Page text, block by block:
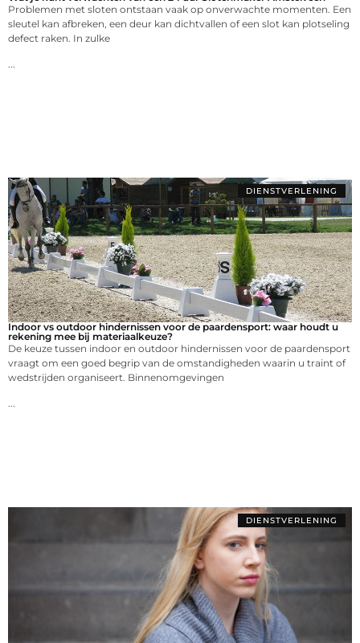
Problemen met sloten ontstaan vaak op onverwachte momenten. Een
sleutel kan afbreken, een deur kan dichtvallen of een slot kan plotseling
defect raken. In zulke
...
DIENSTVERLENING
Indoor vs outdoor hindernissen voor de paardensport: waar houdt u
rekening mee bij materiaalkeuze?
De keuze tussen indoor en outdoor hindernissen voor de paardensport
vraagt om een goed begrip van de omstandigheden waarin u traint of
wedstrijden organiseert. Binnenomgevingen
...
DIENSTVERLENING